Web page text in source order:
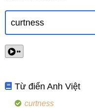
••
Từ điển Anh Việt
curtness